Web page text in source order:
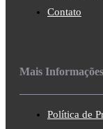
Contato
Mais Informações
Política de